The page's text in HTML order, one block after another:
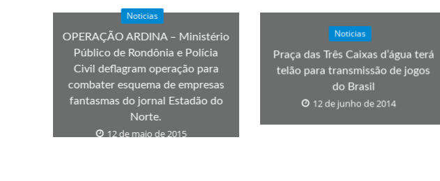
Noticias
OPERAÇÃO ARDINA – Ministério
Público de Rondônia e Polícia
Civil deflagram operação para
combater esquema de empresas
fantasmas do jornal Estadão do
Norte.
12 de maio de 2015
Noticias
Praça das Três Caixas d’água terá
telão para transmissão de jogos
do Brasil
12 de junho de 2014